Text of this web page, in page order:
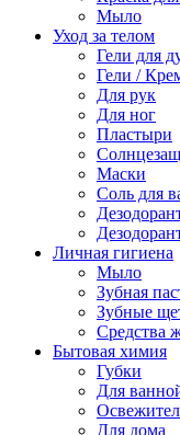
Мыло
Уход за телом
Гели для
Гели /
Для рук
Для ног
Пластыри
Маски
Соль для
Личная гигиена
Мыло
Зубная
Зубные
Средства
Бытовая химия
Губки
Для
Для дома